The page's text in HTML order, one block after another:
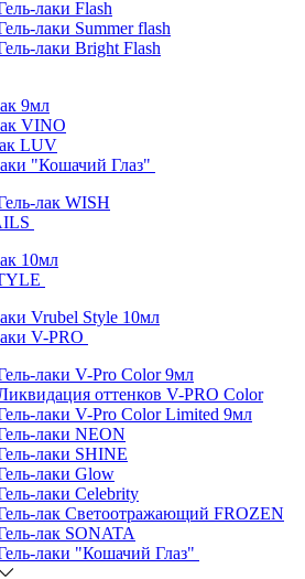
лаки Flash
лаки Summer flash
лаки Bright Flash
9мл
VINO
LUV
"Кошачий Глаз"
лак WISH
10мл
Vrubel Style 10мл
V-PRO
лаки V-Pro Color 9мл
оттенков V-PRO Color
лаки V-Pro Color Limited 9мл
лаки NEON
лаки SHINE
лаки Glow
лаки Celebrity
лак Светоотражающий FROZEN
лак SONATA
лаки "Кошачий Глаз"